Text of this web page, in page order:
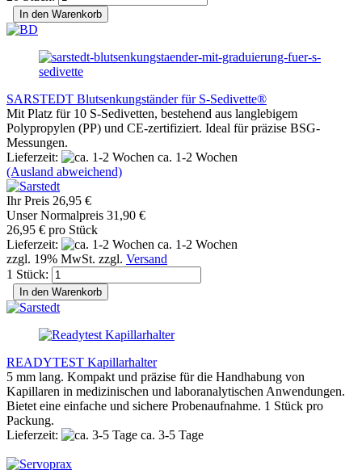
In den Warenkorb
SARSTEDT Blutsenkungständer für S-Sedivette®
Mit Platz für 10 S-Sedivetten, bestehend aus langlebigem
Polypropylen (PP) und CE-zertifiziert. Ideal für präzise BSG-
Messungen.
Lieferzeit:
ca. 1-2 Wochen
(Ausland abweichend)
Ihr Preis 26,95 €
Unser Normalpreis 31,90 €
26,95 € pro Stück
Lieferzeit:
ca. 1-2 Wochen
zzgl. 19% MwSt. zzgl. Versand
1 Stück:
In den Warenkorb
READYTEST Kapillarhalter
5 mm lang. Kompakt und präzise für die Handhabung von
Kapillaren in medizinischen und laboranalytischen Anwendungen.
Bietet eine einfache und sichere Probenaufnahme. 1 Stück pro
Packung.
Lieferzeit:
ca. 3-5 Tage